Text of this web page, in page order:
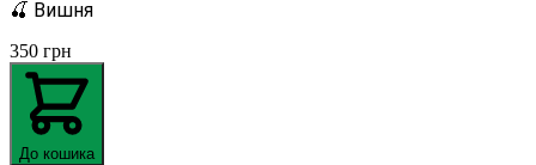
🍒 Вишня
350 грн
До кошика